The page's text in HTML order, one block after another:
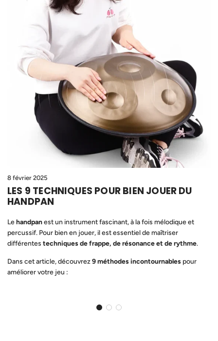
8 février 2025
LES 9 TECHNIQUES POUR BIEN JOUER DU
HANDPAN
Lehandpanest un instrument fascinant, à la fois mélodique et
percussif. Pour bien en jouer, il est essentiel de maîtriser
différentes techniques de frappe, de résonance et de rythme.
Dans cet article, découvrez9 méthodes incontournables pour
améliorer votre jeu :